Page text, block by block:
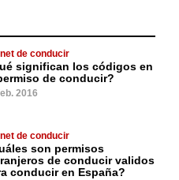
de conducir
significan los códigos en
de conducir?
2016
de conducir
son permisos
de conducir validos
conducir en España?